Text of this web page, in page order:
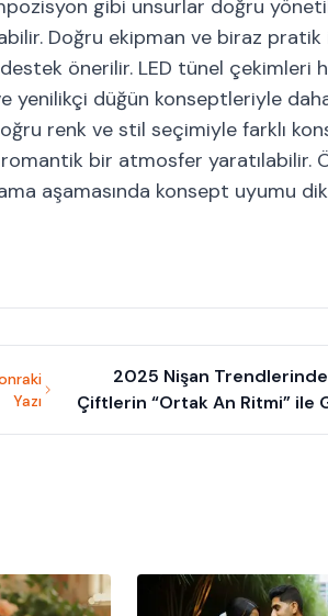
gibi unsurlar doğru
Doğru ekipman ve biraz
önerilir. LED tünel çekimleri
yenilikçi düğün konseptleriyle
renk ve stil seçimiyle farklı
bir atmosfer yaratılabilir.
aşamasında konsept uyumu
Yazı
2025 Nişan
Çiftlerin “Ortak An Ritmi” ile